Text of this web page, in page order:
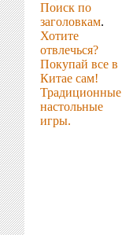
Поиск по
заголовкам.
Хотите
отвлечься?
Покупай все в
Китае сам!
Традиционные
настольные
игры.